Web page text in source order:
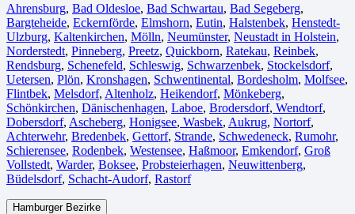
Ahrensburg, Bad Oldesloe, Bad Schwartau, Bad Segeberg,
Bargteheide, Eckernförde, Elmshorn, Eutin, Halstenbek, Henstedt-
Ulzburg, Kaltenkirchen, Mölln, Neumünster, Neustadt in Holstein,
Norderstedt, Pinneberg, Preetz, Quickborn, Ratekau, Reinbek,
Rendsburg, Schenefeld, Schleswig, Schwarzenbek, Stockelsdorf,
Uetersen, Plön, Kronshagen, Schwentinental, Bordesholm, Molfsee,
Flintbek, Melsdorf, Altenholz, Heikendorf, Mönkeberg,
Schönkirchen, Dänischenhagen, Laboe, Brodersdorf, Wendtorf,
Dobersdorf, Ascheberg, Honigsee, Wasbek, Aukrug, Nortorf,
Achterwehr, Bredenbek, Gettorf, Strande, Schwedeneck, Rumohr,
Schierensee, Rodenbek, Westensee, Haßmoor, Emkendorf, Groß
Vollstedt, Warder, Boksee, Probsteierhagen, Neuwittenberg,
Büdelsdorf, Schacht-Audorf, Rastorf
Hamburger Bezirke